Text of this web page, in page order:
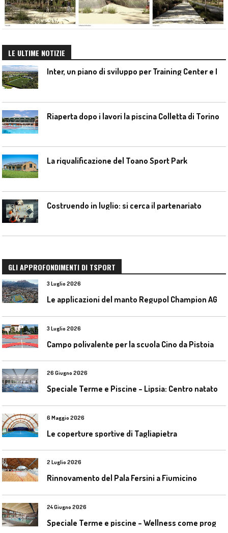
LE ULTIME NOTIZIE
Riaperta dopo i lavori la piscina Colletta di Torino
La riqualificazione del Toano Sport Park
Costruendo in luglio: si cerca il partenariato
GLI APPROFONDIMENTI DI TSPORT
3 Luglio 2026
3 Luglio 2026
Campo polivalente per la scuola Cino da Pistoia
26 Giugno 2026
6 Maggio 2026
Le coperture sportive di Tagliapietra
2 Luglio 2026
Rinnovamento del Pala Fersini a Fiumicino
24 Giugno 2026